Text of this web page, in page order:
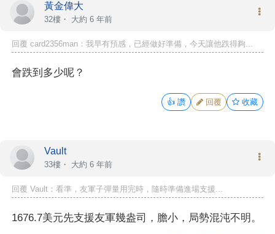
黃金偉大
32樓・ 大約 6 年前
回覆 card2356man：我早有預感，已經做好準備，今天讓他跌得夠...
會跌到多少呢？
👍 讚 回覆 收藏
Vault
33樓・ 大約 6 年前
回覆 Vault：看準，友軍子彈量用完時，隨時準備進場支援...
1676.7美元先支援友軍幾盎司，膽小，局勢混沌不明。